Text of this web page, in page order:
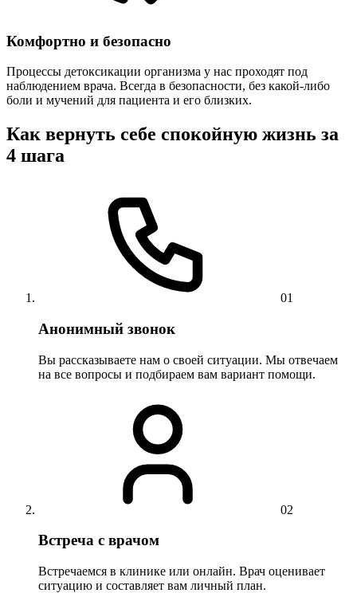
Комфортно и безопасно
Процессы детоксикации организма у нас проходят под
наблюдением врача. Всегда в безопасности, без какой-либо
боли и мучений для пациента и его близких.
Как вернуть себе спокойную жизнь за
4 шага
01
Анонимный звонок
Вы рассказываете нам о своей ситуации. Мы отвечаем
на все вопросы и подбираем вам вариант помощи.
02
Встреча с врачом
Встречаемся в клинике или онлайн. Врач оценивает
ситуацию и составляет вам личный план.